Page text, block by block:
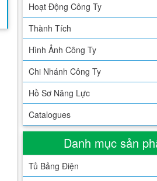
Hoạt Động Công Ty
Thành Tích
Hình Ảnh Công Ty
Chi Nhánh Công Ty
Hồ Sơ Năng Lực
Catalogues
Danh mục sản
Tủ Bảng Điện